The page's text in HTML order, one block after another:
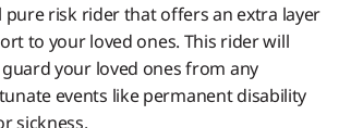
pure risk rider that offers an extra layer
to your loved ones. This rider will
your loved ones from any
events like permanent disability